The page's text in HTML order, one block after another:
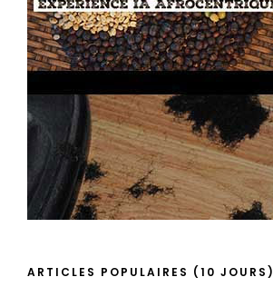
ARTICLES POPULAIRES (10 JOURS)